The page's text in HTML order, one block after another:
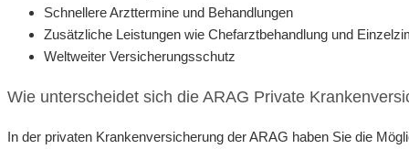
Schnellere Arzttermine und Behandlungen
Zusätzliche Leistungen wie Chefarztbehandlung und
Weltweiter Versicherungsschutz
Wie unterscheidet sich die ARAG Private
In der privaten Krankenversicherung der ARAG haben Sie die